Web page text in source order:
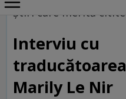
Dilematix
Știrile RFI
Ştiri care merită citite
Interviu cu
traducătoarea
Marily Le Nir